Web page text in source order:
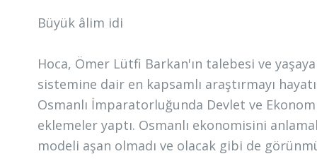
Büyük âlim idi
Hoca, Ömer Lütfi Barkan'ın talebesi ve
sistemine dair en kapsamlı araştırmayı
Osmanlı İmparatorluğunda Devlet ve
eklemeler yaptı. Osmanlı ekonomisini
modeli aşan olmadı ve olacak gibi de